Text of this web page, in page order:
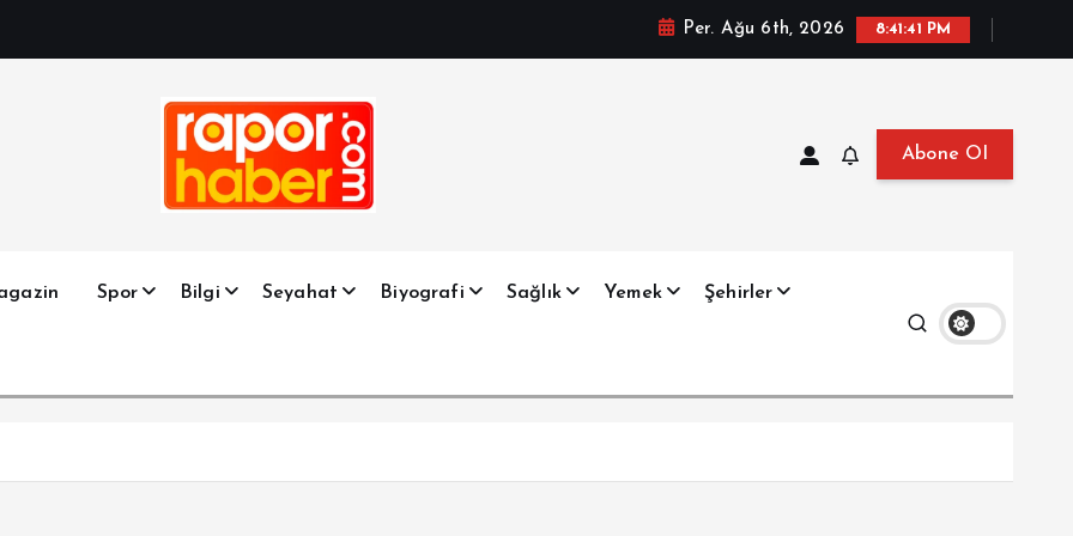
Per. Ağu 6th, 2026 8:41:42 PM
Abone Ol
Spor Bilgi Seyahat Biyografi Sağlık Yemek Şehirler